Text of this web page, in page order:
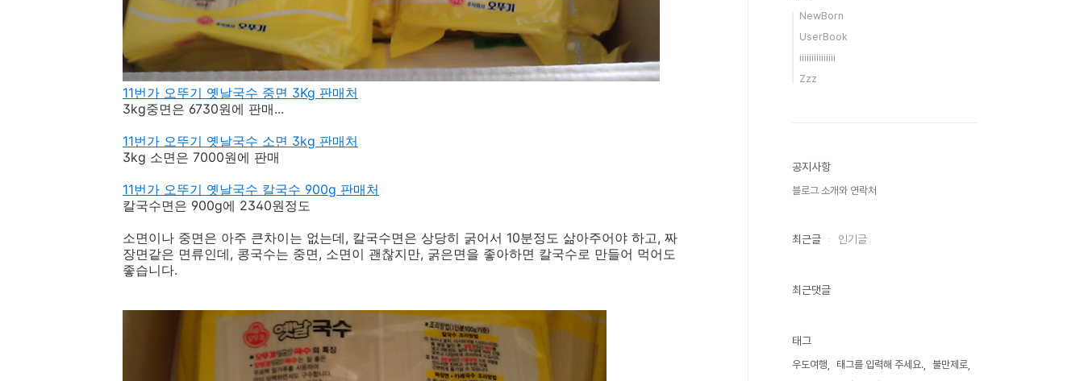
11번가 오뚜기 옛날국수 중면 3Kg 판매처
3kg중면은 6730원에 판매...
11번가 오뚜기 옛날국수 소면 3kg 판매처
3kg 소면은 7000원에 판매
11번가 오뚜기 옛날국수 칼국수 900g 판매처
칼국수면은 900g에 2340원정도
소면이나 중면은 아주 큰차이는 없는데, 칼국수면은 상당히 굵어서 10분정도 삶아주어야 하고, 짜
장면같은 면류인데, 콩국수는 중면, 소면이 괜찮지만, 굵은면을 좋아하면 칼국수로 만들어 먹어도
좋습니다.
NewBorn
UserBook
iiiiiiiiiiiiiii
Zzz
공지사항
블로그 소개와 연락처
최근글 인기글
최근댓글
태그
우도여행 태그를 입력해 주세요.
불만제로